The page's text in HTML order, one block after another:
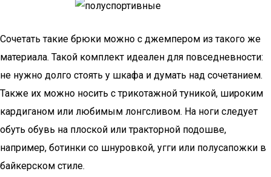
Сочетать такие брюки можно с джемпером из такого же
материала. Такой комплект идеален для повседневности:
не нужно долго стоять у шкафа и думать над сочетанием.
Также их можно носить с трикотажной туникой, широким
кардиганом или любимым лонгсливом. На ноги следует
обуть обувь на плоской или тракторной подошве,
например, ботинки со шнуровкой, угги или полусапожки в
байкерском стиле.